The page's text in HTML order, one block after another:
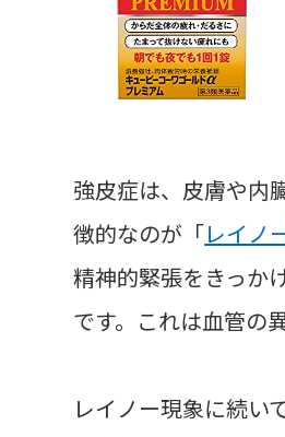
強皮症は、皮膚や内
徴的なのが「レイノ
精神的緊張をきっか
です。これは血管の
レイノー現象に続い